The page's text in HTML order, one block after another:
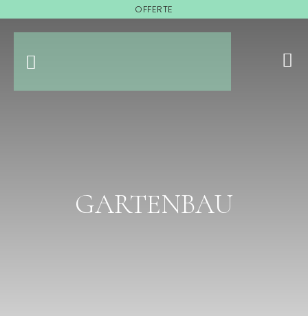
OFFERTE
GARTENBAU